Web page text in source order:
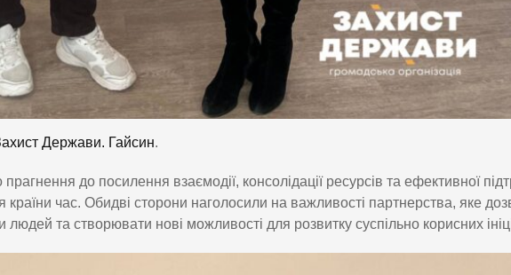
Держави. Гайсин.
до посилення взаємодії, консолідації ресурсів та ефективної
час. Обидві сторони наголосили на важливості партнерства, яке
та створювати нові можливості для розвитку суспільно корисних